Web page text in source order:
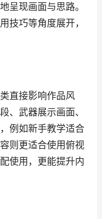
呈现画面与思路。
技巧等角度展开，
直接影响作品风
、武器展示画面、
例如新手教学适合
则更适合使用俯视
使用，更能提升内